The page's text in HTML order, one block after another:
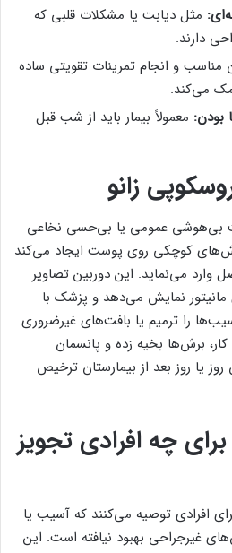
مثل دیابت یا مشکلات قلبی که
دارند.
و انجام تمرینات تقویتی ساده
می‌کند.
بودن: معمولاً بیمار باید از شب قبل
زانو
بی‌هوشی عمومی یا بی‌حسی نخاعی
کوچکی روی پوست ایجاد می‌کند
وارد می‌نماید. این دوربین تصاویر
نمایش می‌دهد و پزشک با
را ترمیم یا بافت‌های غیرضروری
برش‌ها بخیه زده و پانسمان
یا روز بعد از بیمارستان ترخیص
چه افرادی تجویز
افرادی توصیه می‌کنند که آسیب یا
غیرجراحی بهبود نیافته است. این